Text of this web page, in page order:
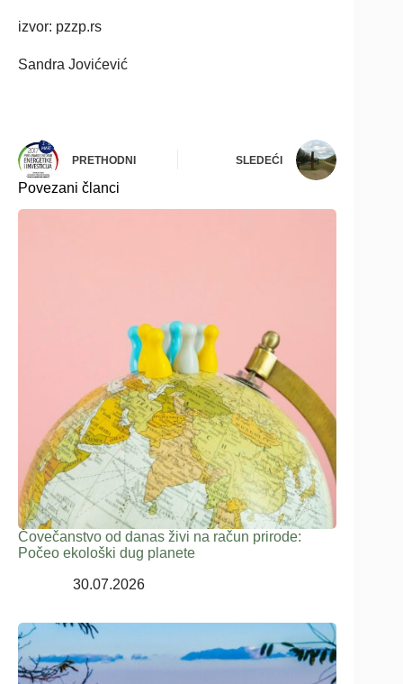
izvor: pzzp.rs
Sandra Jovićević
PRETHODNI SLEDEĆI
Povezani članci
Čovečanstvo od danas živi na račun prirode:
Počeo ekološki dug planete
30.07.2026